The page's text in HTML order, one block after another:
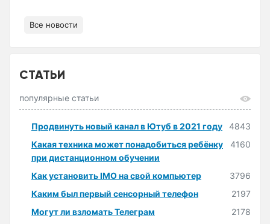
Все новости
СТАТЬИ
популярные статьи
Продвинуть новый канал в Ютуб в 2021 году
4843
Какая техника может понадобиться ребёнку
при дистанционном обучении
4160
Как установить IMO на свой компьютер
3796
Каким был первый сенсорный телефон
2197
Могут ли взломать Телеграм
2178